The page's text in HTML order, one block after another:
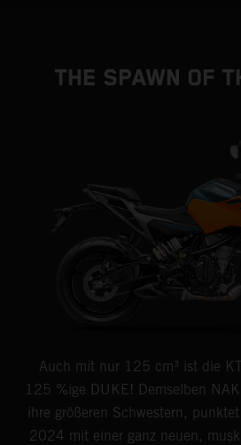
THE SPAWN OF
Auch mit nur 125 cm³ ist die
125 %ige DUKE! Demselben
ihre größeren Schwestern,
2024 mit einer ganz neuen,